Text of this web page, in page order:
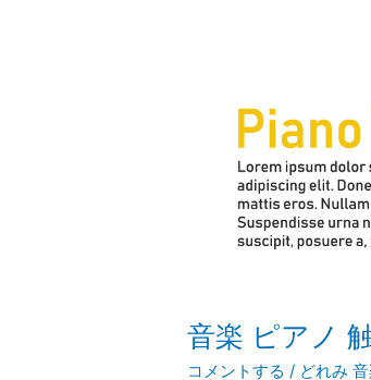
音楽 ピアノ
コメントする / どれみ